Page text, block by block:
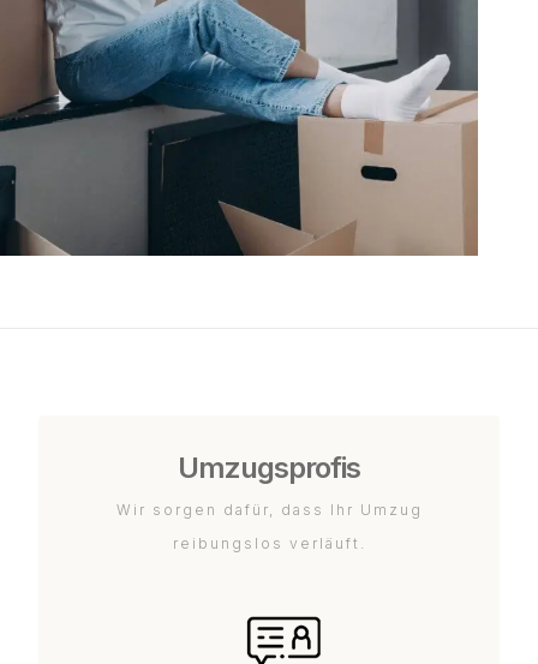
Umzugsprofis
Wir sorgen dafür, dass Ihr Umzug
reibungslos verläuft.